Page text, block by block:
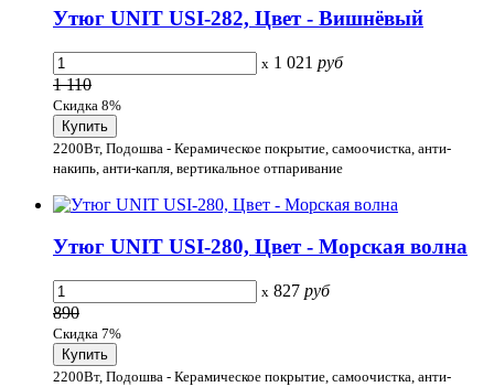
Утюг UNIT USI-282, Цвет - Вишнёвый
x 1 021 руб
1 110
Скидка 8%
2200Вт, Подошва - Керамическое покрытие, самоочистка, анти-
накипь, анти-капля, вертикальное отпаривание
Утюг UNIT USI-280, Цвет - Морская волна
x 827 руб
890
Скидка 7%
2200Вт, Подошва - Керамическое покрытие, самоочистка, анти-